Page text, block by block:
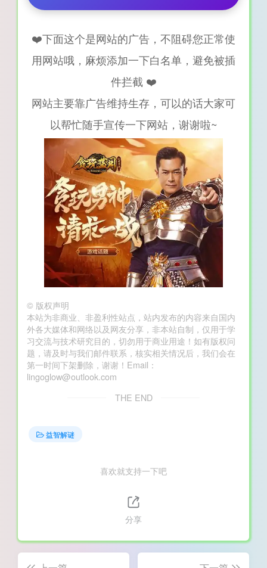
❤️下面这个是网站的广告，不阻碍您正常使
用网站哦，麻烦添加一下白名单，避免被插
件拦截 ❤️
网站主要靠广告维持生存，可以的话大家可
以帮忙随手宣传一下网站，谢谢啦~
© 版权声明
本站为非商业、非盈利性站点，站内发布的内容来自国内
外各大媒体和网络以及网友分享，非本站自制，仅用于学
习交流与技术研究目的，切勿用于商业用途！如有版权问
题，请及时与我们邮件联系，核实相关情况后，我们会在
第一时间下架删除，谢谢！Email：
lingoglow@outlook.com
THE END
益智解谜
喜欢就支持一下吧
分享